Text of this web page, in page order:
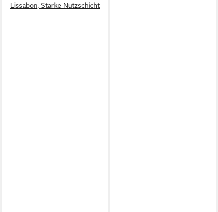
Lissabon, Starke Nutzschicht